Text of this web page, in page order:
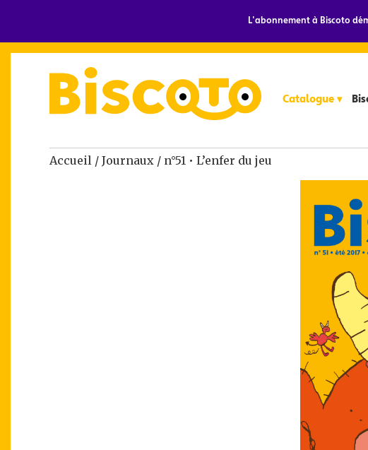
L'abonnement à Biscoto
Catalogue ▾
Accueil / Journaux / n°51 • L’enfer du jeu